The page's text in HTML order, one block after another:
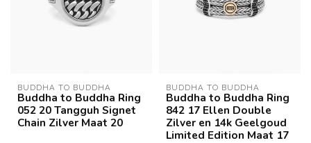
BUDDHA TO BUDDHA
Buddha to Buddha Ring
052 20 Tangguh Signet
Chain Zilver Maat 20
BUDDHA TO BUDDHA
Buddha to Buddha Ring
842 17 Ellen Double
Zilver en 14k Geelgoud
Limited Edition Maat 17